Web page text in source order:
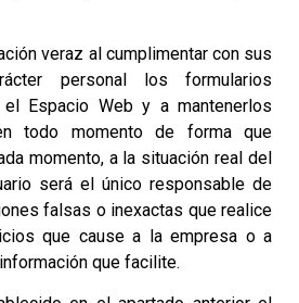
veraz al cumplimentar con sus
personal los formularios
Espacio Web y a mantenerlos
todo momento de forma que
momento, a la situación real del
será el único responsable de
falsas o inexactas que realice
que cause a la empresa o a
que facilite.